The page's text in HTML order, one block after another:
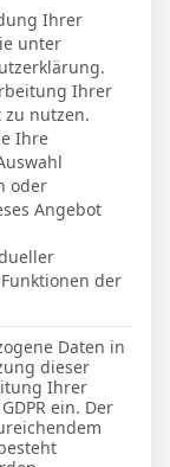
Tumblr Email
Ihrer
unter
Ihrer
zu nutzen.
Ihre
oder
Angebot
der
Daten in
dieser
Ihrer
ein. Der